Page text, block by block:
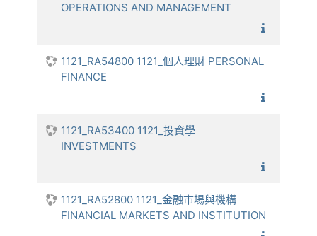
OPERATIONS AND MANAGEMENT
1121_RA54800 1121_個人理財 PERSONAL
FINANCE
1121_RA53400 1121_投資學
INVESTMENTS
1121_RA52800 1121_金融市場與機構
FINANCIAL MARKETS AND INSTITUTION